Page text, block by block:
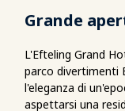
Grande
L'Efteling Grand
parco divertimenti
l'eleganza di
aspettarsi una